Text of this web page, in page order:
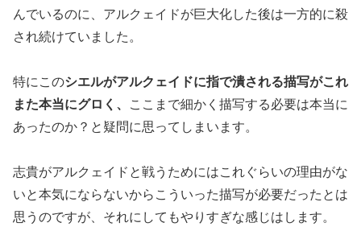
んでいるのに、アルクェイドが巨大化した後は一方的に殺
され続けていました。
特にこのシエルがアルクェイドに指で潰される描写がこれ
また本当にグロく、
ここまで細かく描写する必要は本当に
あったのか？と疑問に思ってしまいます。
志貴がアルクェイドと戦うためにはこれぐらいの理由がな
いと本気にならないからこういった描写が必要だったとは
思うのですが、それにしてもやりすぎな感じはします。